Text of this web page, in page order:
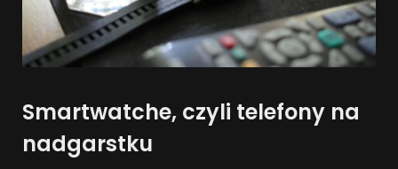
Smartwatche, czyli telefony na
nadgarstku